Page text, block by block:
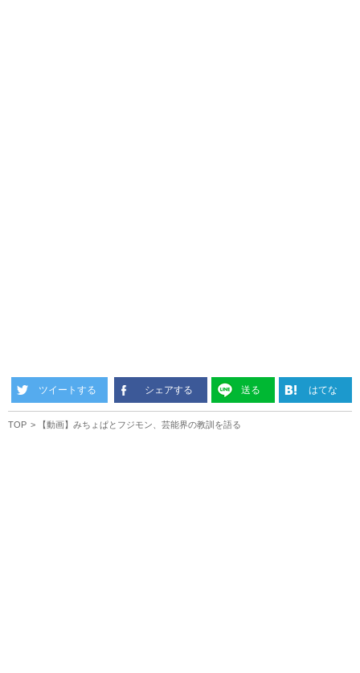
ツイートする シェアする 送る はてな
TOP 【動画】みちょぱとフジモン、芸能界の教訓を語る